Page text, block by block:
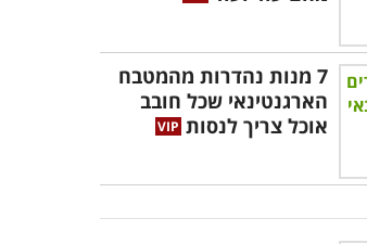
7 מנות נהדרות מהמטבח
הארגנטינאי שכל חובב
אוכל צריך לנסות